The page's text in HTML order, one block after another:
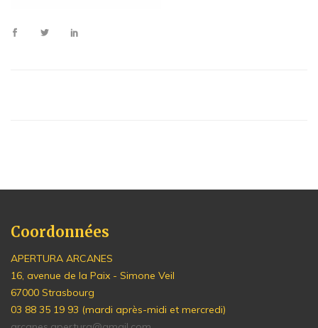
Coordonnées
APERTURA ARCANES
16, avenue de la Paix - Simone Veil
67000 Strasbourg
03 88 35 19 93 (mardi après-midi et mercredi)